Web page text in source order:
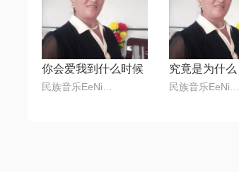
你会爱我到什么时候 究竟是为什么